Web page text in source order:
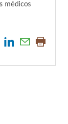
médicos